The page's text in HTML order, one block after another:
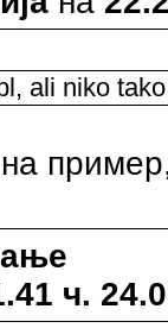
ali niko
ч.